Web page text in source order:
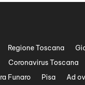
Regione Toscana
Coronavirus Toscana
Funaro Pisa Ad